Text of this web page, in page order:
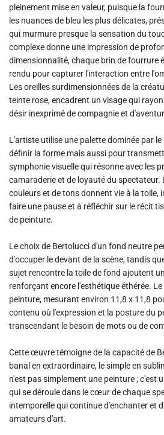
pleinement mise en valeur, puisque la
les nuances de bleu les plus délicates,
qui murmure presque la sensation du
complexe donne une impression de
dimensionnalité, chaque brin de fourrure
rendu pour capturer l'interaction entre
Les oreilles surdimensionnées de la
teinte rose, encadrent un visage qui
désir inexprimé de compagnie et
L'artiste utilise une palette dominée par
définir la forme mais aussi pour
symphonie visuelle qui résonne avec les
camaraderie et de loyauté du
couleurs et de tons donnent vie à la toile,
faire une pause et à réfléchir sur le récit
de peinture.
Le choix de Bertolucci d'un fond neutre
d'occuper le devant de la scène, tandis
sujet rencontre la toile de fond ajoutent
renforçant encore l'esthétique éthérée.
peinture, mesurant environ 11,8 x 11,8
contenu où l'expression et la posture du
transcendant le besoin de mots ou de
Cette œuvre témoigne de la capacité de
banal en extraordinaire, le simple en
n'est pas simplement une peinture ; c'est
qui se déroule dans le cœur de chaque
intemporelle qui continue d'enchanter et
amateurs d'art.